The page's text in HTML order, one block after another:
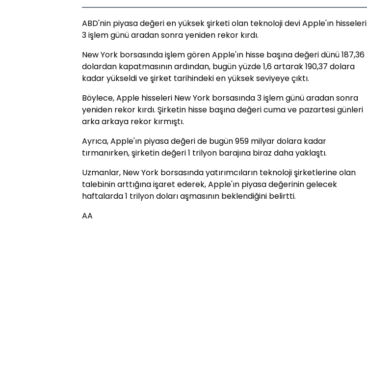
ABD'nin piyasa değeri en yüksek şirketi olan teknoloji devi Apple'ın hisseleri
3 işlem günü aradan sonra yeniden rekor kırdı.
New York borsasında işlem gören Apple'ın hisse başına değeri dünü 187,36
dolardan kapatmasının ardından, bugün yüzde 1,6 artarak 190,37 dolara
kadar yükseldi ve şirket tarihindeki en yüksek seviyeye çıktı.
Böylece, Apple hisseleri New York borsasında 3 işlem günü aradan sonra
yeniden rekor kırdı. Şirketin hisse başına değeri cuma ve pazartesi günleri
arka arkaya rekor kırmıştı.
Ayrıca, Apple'ın piyasa değeri de bugün 959 milyar dolara kadar
tırmanırken, şirketin değeri 1 trilyon barajına biraz daha yaklaştı.
Uzmanlar, New York borsasında yatırımcıların teknoloji şirketlerine olan
talebinin arttığına işaret ederek, Apple'ın piyasa değerinin gelecek
haftalarda 1 trilyon doları aşmasının beklendiğini belirtti.
AA